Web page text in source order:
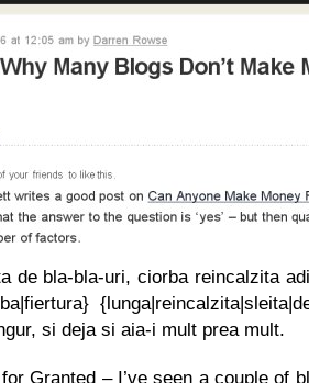
de bla-bla-uri, ciorba reincalzita
si deja si aia-i mult prea mult.
Granted – I’ve seen a couple of